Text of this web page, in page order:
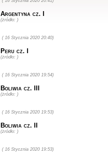
Argentyna cz. I
(żródło: )
( 16 Stycznia 2020 20:40)
Peru cz. I
(żródło: )
( 16 Stycznia 2020 19:54)
Boliwia cz. III
(żródło: )
( 16 Stycznia 2020 19:53)
Boliwia cz. II
(żródło: )
( 16 Stycznia 2020 19:53)